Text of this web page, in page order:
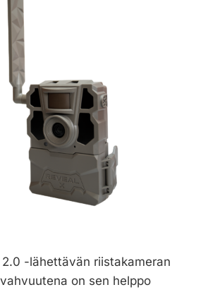
2.0 -lähettävän riistakameran
on sen helppo